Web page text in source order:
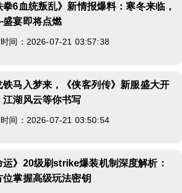
拳6血统叛乱》新情报爆料：寒冬来临，
盛宴即将点燃
时间：2026-07-21 03:57:38
铁马入梦来，《侠客列传》新服盛大开
江湖风云等你书写
时间：2026-07-21 03:50:54
运》20级刷strike爆装机制深度解析：
位掌握高级玩法密钥